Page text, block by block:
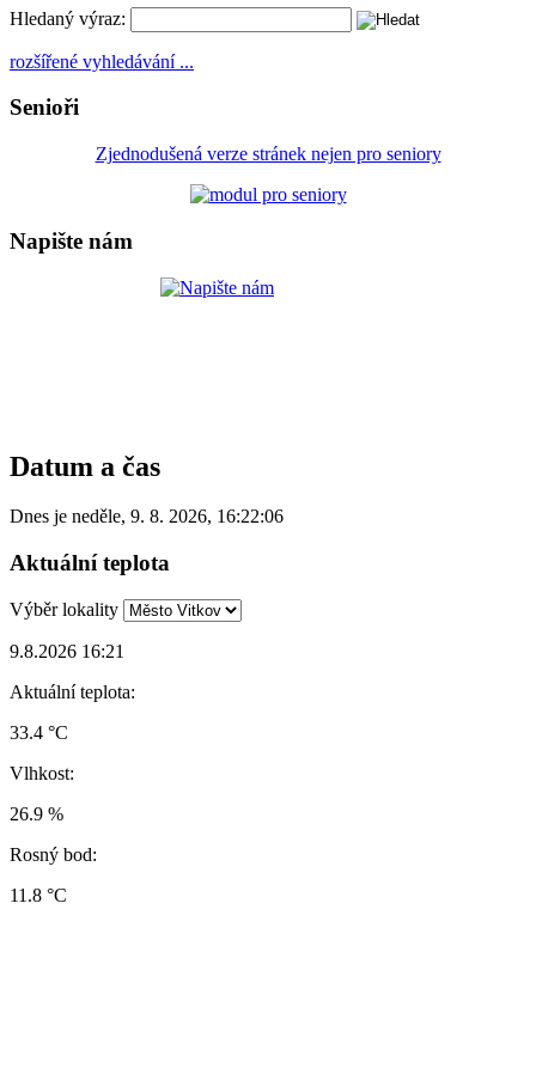
Hledaný výraz:
rozšířené vyhledávání ...
Senioři
Zjednodušená verze stránek nejen pro seniory
Napište nám
Datum a čas
Dnes je neděle, 9. 8. 2026, 16:22:06
Aktuální teplota
Výběr lokality
9.8.2026 16:21
Aktuální teplota:
33.4 °C
Vlhkost:
26.9 %
Rosný bod:
11.8 °C